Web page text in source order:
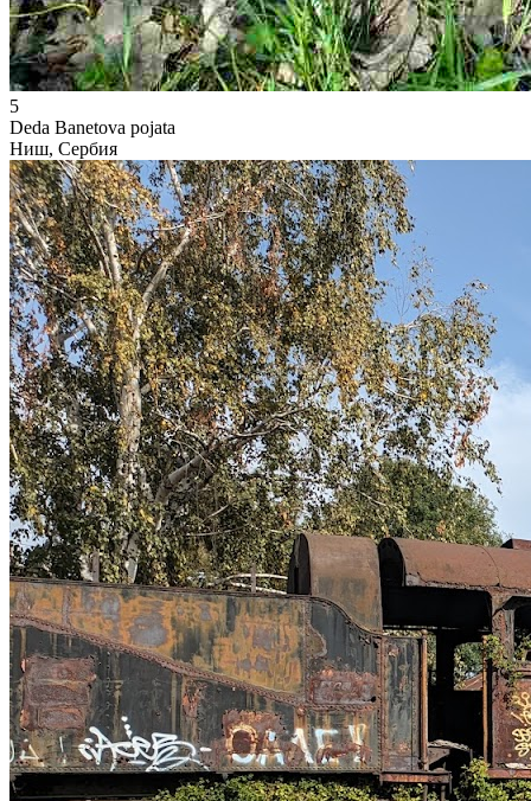
5
Deda Banetova pojata
Ниш, Сербия